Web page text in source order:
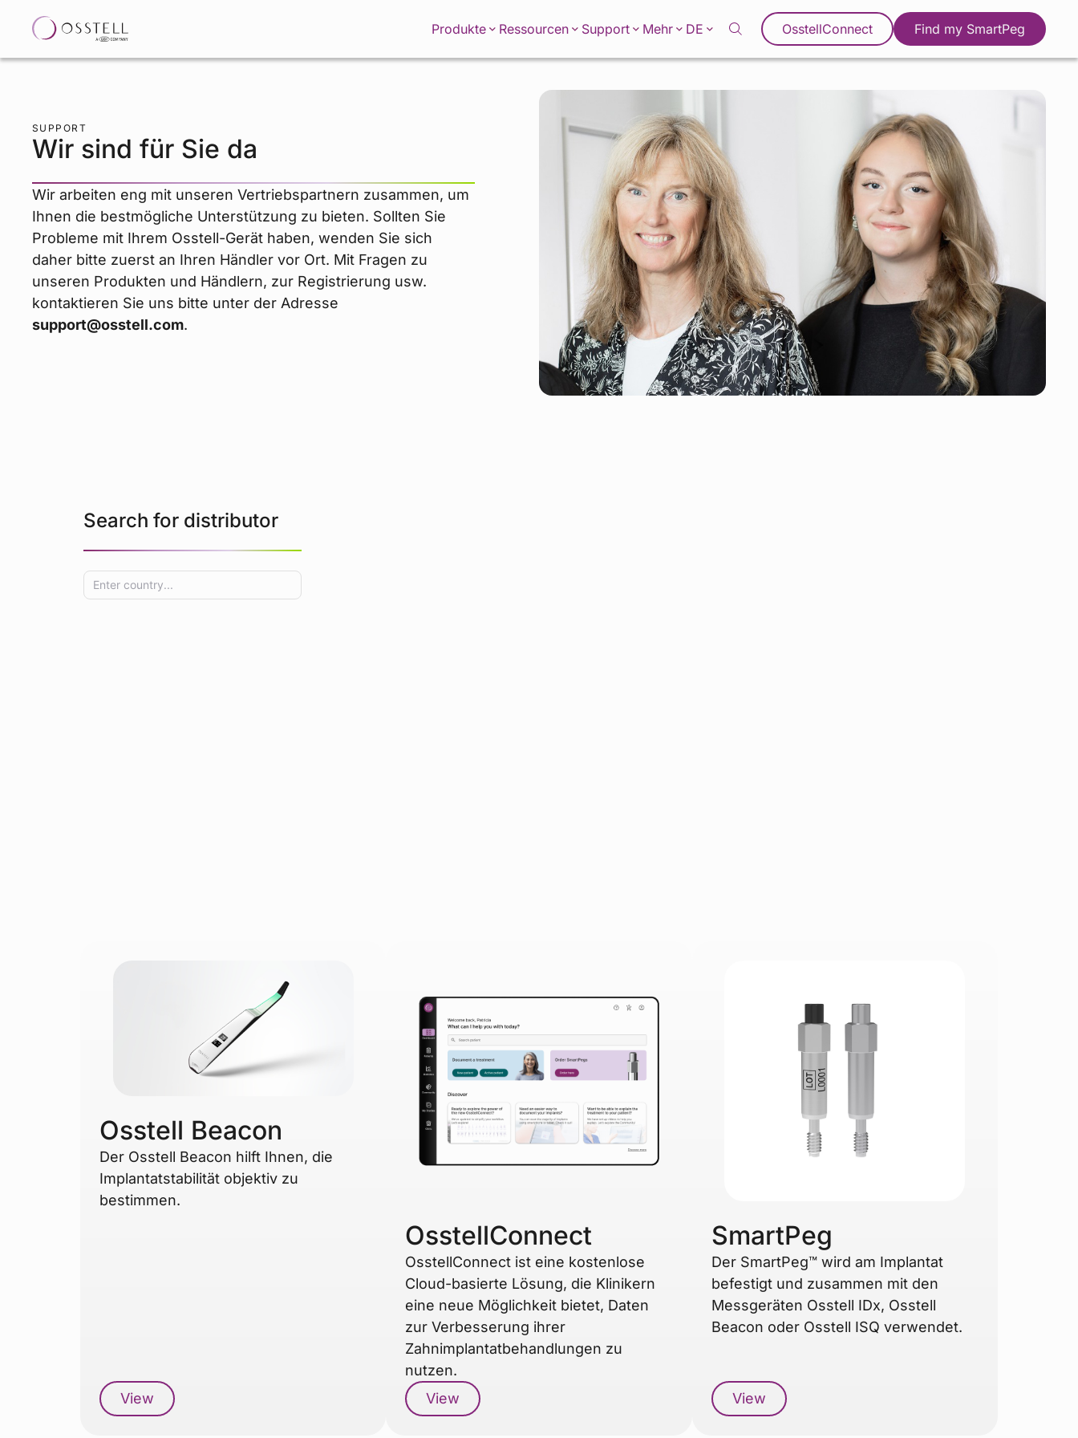
Produkte Ressourcen Support Mehr DE OsstellConnect Find my SmartPeg
SUPPORT
Wir sind für Sie da
Wir arbeiten eng mit unseren Vertriebspartnern zusammen, um
Ihnen die bestmögliche Unterstützung zu bieten. Sollten Sie
Probleme mit Ihrem Osstell-Gerät haben, wenden Sie sich
daher bitte zuerst an Ihren Händler vor Ort. Mit Fragen zu
unseren Produkten und Händlern, zur Registrierung usw.
kontaktieren Sie uns bitte unter der Adresse
support@osstell.com.
Search for distributor
Osstell Beacon
Der Osstell Beacon hilft Ihnen, die
Implantatstabilität objektiv zu
bestimmen.
View
OsstellConnect
OsstellConnect ist eine kostenlose
Cloud-basierte Lösung, die Klinikern
eine neue Möglichkeit bietet, Daten
zur Verbesserung ihrer
Zahnimplantatbehandlungen zu
nutzen.
View
SmartPeg
Der SmartPeg™ wird am Implantat
befestigt und zusammen mit den
Messgeräten Osstell IDx, Osstell
Beacon oder Osstell ISQ verwendet.
View